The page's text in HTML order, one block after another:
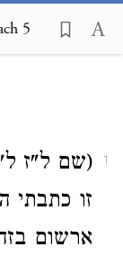
5
1
(שם ל"ז
זו כתבתי
ארשום